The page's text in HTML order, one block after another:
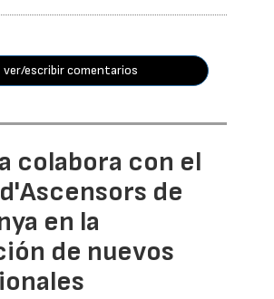
ver/escribir comentarios
colabora con el
de
en la
de nuevos